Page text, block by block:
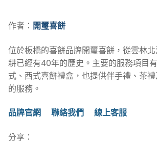
作者： 開璽喜餅
位於板橋的喜餅品牌開璽喜餅，從雲林
耕已經有40年的歷史。主要的服務項目
式、西式喜餅禮盒，也提供伴手禮、茶
的服務。
品牌官網 聯絡我們 線上客服
分享：